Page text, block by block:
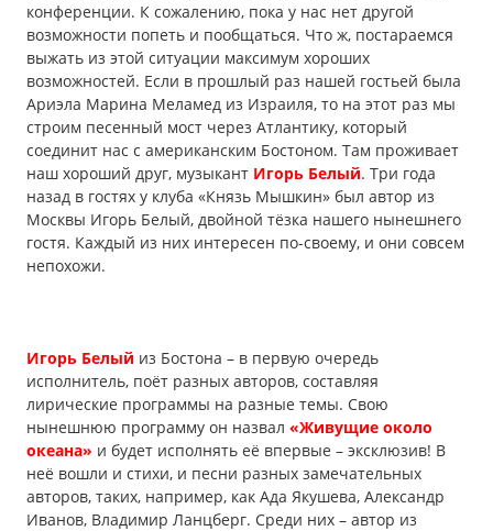
конференции. К сожалению, пока у нас нет другой
возможности попеть и пообщаться. Что ж, постараемся
выжать из этой ситуации максимум хороших
возможностей. Если в прошлый раз нашей гостьей была
Ариэла Марина Меламед из Израиля, то на этот раз мы
строим песенный мост через Атлантику, который
соединит нас с американским Бостоном. Там проживает
наш хороший друг, музыкант Игорь Белый. Три года
назад в гостях у клуба «Князь Мышкин» был автор из
Москвы Игорь Белый, двойной тёзка нашего нынешнего
гостя. Каждый из них интересен по-своему, и они совсем
непохожи.
Игорь Белый из Бостона – в первую очередь
исполнитель, поёт разных авторов, составляя
лирические программы на разные темы. Свою
нынешнюю программу он назвал «Живущие около
океана» и будет исполнять её впервые – эксклюзив! В
неё вошли и стихи, и песни разных замечательных
авторов, таких, например, как Ада Якушева, Александр
Иванов, Владимир Ланцберг. Среди них – автор из